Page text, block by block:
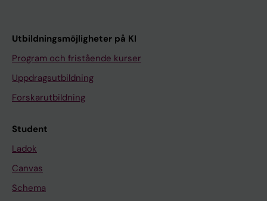
Utbildningsmöjligheter på KI
Program och fristående kurser
Uppdragsutbildning
Forskarutbildning
Student
Ladok
Canvas
Schema